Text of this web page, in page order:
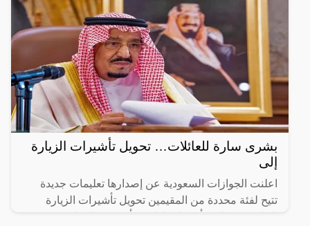
بشرى سارة للعائلات… تحويل تأشيرات الزيارة
إلى
اعلنت الجوازات السعودية عن إصدارها تعليمات جديدة
تتيح لفئة محددة من المقيمين تحويل تأشيرات الزيارة